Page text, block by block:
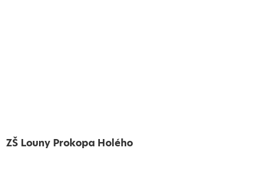
ZŠ Louny Prokopa Holého